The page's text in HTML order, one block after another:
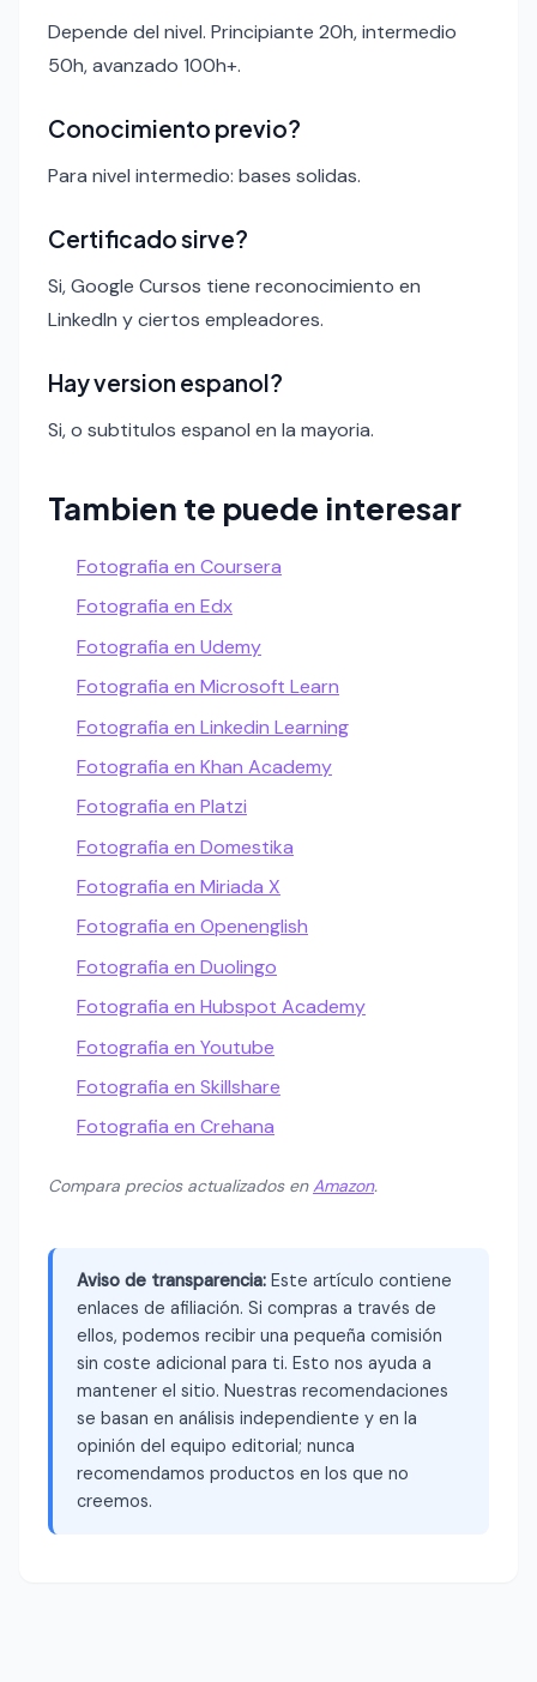
Depende del nivel. Principiante 20h, intermedio
50h, avanzado 100h+.
Conocimiento previo?
Para nivel intermedio: bases solidas.
Certificado sirve?
Si, Google Cursos tiene reconocimiento en
LinkedIn y ciertos empleadores.
Hay version espanol?
Si, o subtitulos espanol en la mayoria.
Tambien te puede interesar
Fotografia en Coursera
Fotografia en Edx
Fotografia en Udemy
Fotografia en Microsoft Learn
Fotografia en Linkedin Learning
Fotografia en Khan Academy
Fotografia en Platzi
Fotografia en Domestika
Fotografia en Miriada X
Fotografia en Openenglish
Fotografia en Duolingo
Fotografia en Hubspot Academy
Fotografia en Youtube
Fotografia en Skillshare
Fotografia en Crehana
Compara precios actualizados enAmazon.
Aviso de transparencia: Este artículo contiene
enlaces de afiliación. Si compras a través de
ellos, podemos recibir una pequeña comisión
sin coste adicional para ti. Esto nos ayuda a
mantener el sitio. Nuestras recomendaciones
se basan en análisis independiente y en la
opinión del equipo editorial; nunca
recomendamos productos en los que no
creemos.